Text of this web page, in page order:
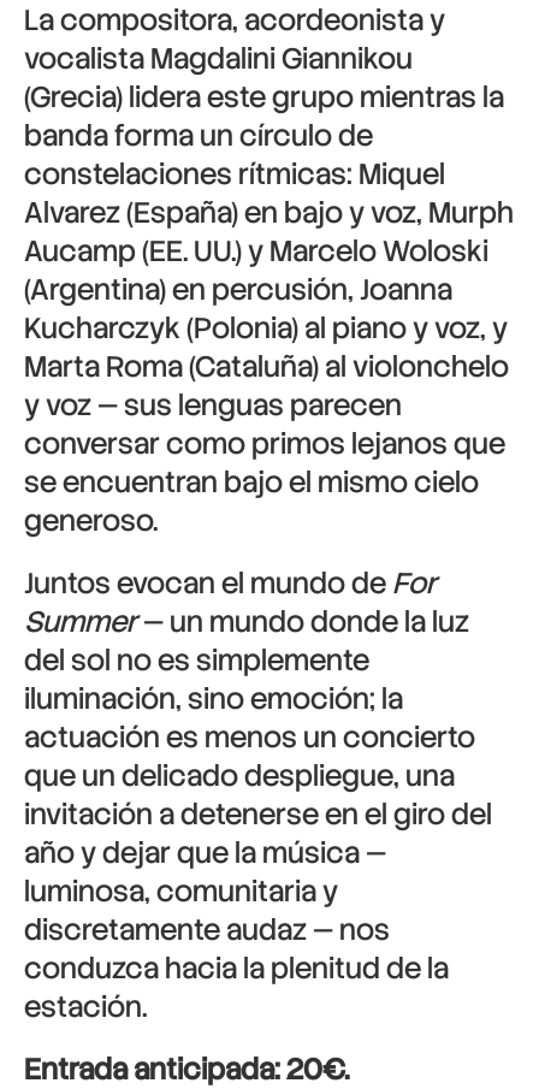
La compositora, acordeonista y
vocalistaMagdalini Giannikou
(Grecia) lidera este grupo mientras la
banda forma un círculo de
constelaciones rítmicas: Miquel
Alvarez(España) en bajo y voz, Murph
Aucamp(EE. UU.) yMarcelo Woloski
(Argentina) en percusión,Joanna
Kucharczyk(Polonia) al piano y voz, y
Marta Roma(Cataluña) al violonchelo
y voz — sus lenguas parecen
conversar como primos lejanos que
se encuentran bajo el mismo cielo
generoso.
Juntos evocan el mundo deFor
Summer— un mundo donde la luz
del sol no es simplemente
iluminación, sino emoción; la
actuación es menos un concierto
que un delicado despliegue, una
invitación a detenerse en el giro del
año y dejar que la música —
luminosa, comunitaria y
discretamente audaz — nos
conduzca hacia la plenitud de la
estación.
Entrada anticipada: 20€.